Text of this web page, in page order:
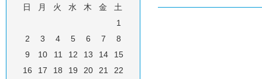
日
月 火 水 木 金
土
1
2
3 4 5 6 7
8
9
10 11 12 13 14
15
16
17 18 19 20 21
22